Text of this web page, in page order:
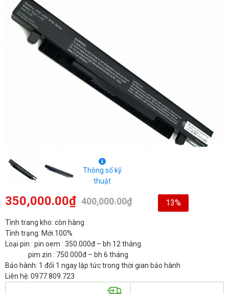
Thông số kỹ
thuật
400,000.00₫
350,000.00₫ 13%
Tình trang kho: còn hàng
Tình trạng: Mới 100%
Loại pin : pin oem : 350.000đ – bh 12 tháng
pim zin : 750.000đ – bh 6 tháng
Bảo hành: 1 đổi 1 ngay lập tức trong thời gian bảo hành
Liên hệ: 0977.809.723